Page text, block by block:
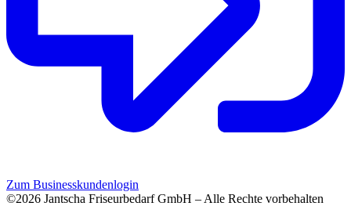
Zum Businesskundenlogin
©2026 Jantscha Friseurbedarf GmbH – Alle Rechte vorbehalten